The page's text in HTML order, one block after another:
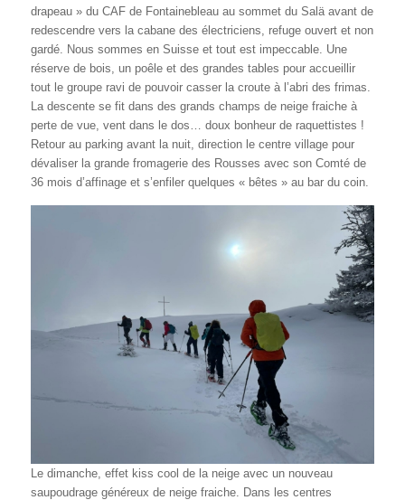
drapeau » du CAF de Fontainebleau au sommet du Salä avant de
redescendre vers la cabane des électriciens, refuge ouvert et non
gardé. Nous sommes en Suisse et tout est impeccable. Une
réserve de bois, un poêle et des grandes tables pour accueillir
tout le groupe ravi de pouvoir casser la croute à l’abri des frimas.
La descente se fit dans des grands champs de neige fraiche à
perte de vue, vent dans le dos… doux bonheur de raquettistes !
Retour au parking avant la nuit, direction le centre village pour
dévaliser la grande fromagerie des Rousses avec son Comté de
36 mois d’affinage et s’enfiler quelques « bêtes » au bar du coin.
Le dimanche, effet kiss cool de la neige avec un nouveau
saupoudrage généreux de neige fraiche. Dans les centres